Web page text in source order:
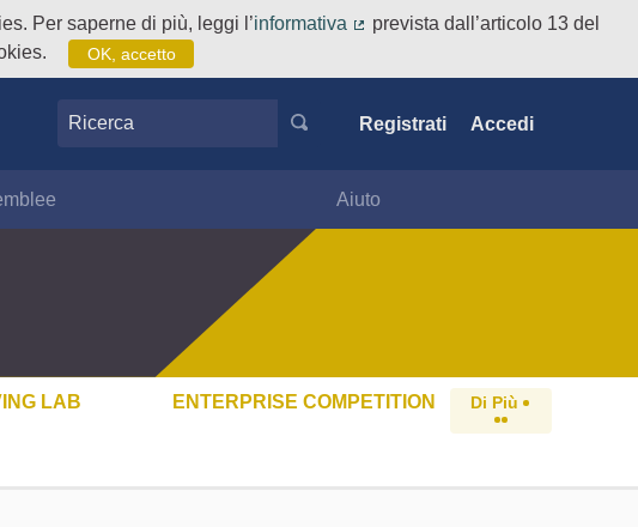
Per saperne di più, leggi l’informativa
prevista dall’articolo 13 del
OK, accetto
Ricerca Registrati Accedi
Aiuto
LAB ENTERPRISE COMPETITION Di Più